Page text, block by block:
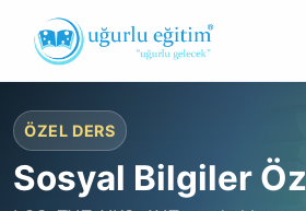
ÖZEL DERS
Sosyal Bilgiler